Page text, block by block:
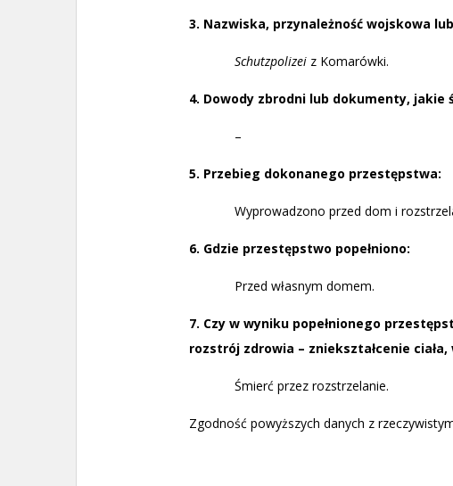
3. Nazwiska, przynależność wojskowa
Schutzpolizeiz Komarówki.
4. Dowody zbrodni lub dokumenty, jakie
–
5. Przebieg dokonanego przestępstwa:
Wyprowadzono przed dom i
6. Gdzie przestępstwo popełniono:
Przed własnym domem.
7. Czy w wyniku popełnionego
rozstrój zdrowia – zniekształcenie ciała,
Śmierć przez rozstrzelanie.
Zgodność powyższych danych z